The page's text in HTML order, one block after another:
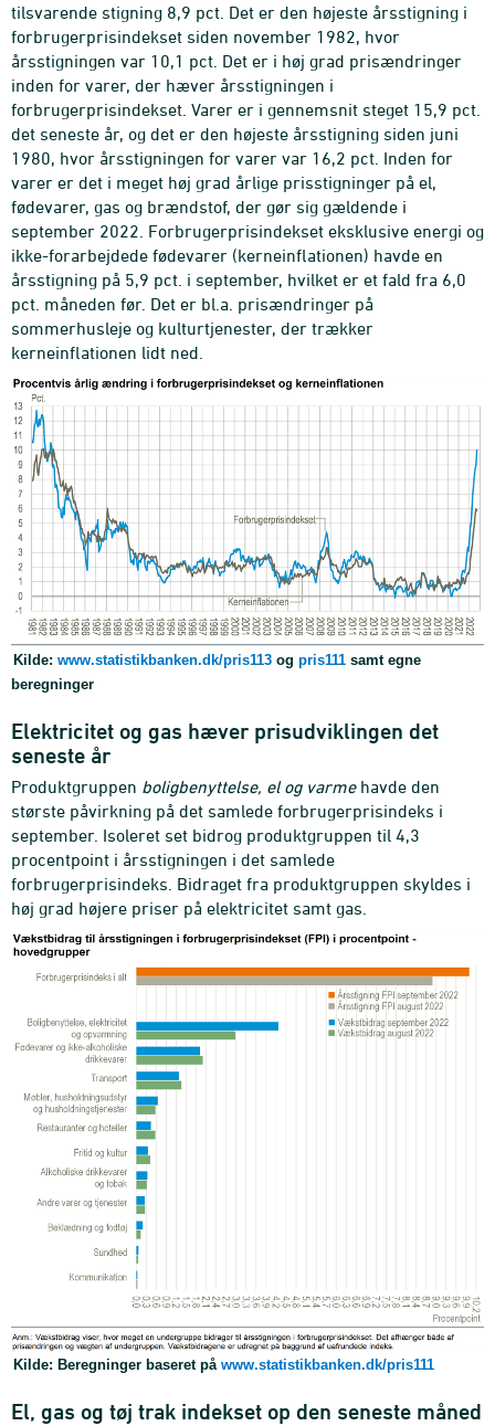
tilsvarende stigning 8,9 pct. Det er den højeste årsstigning i
forbrugerprisindekset siden november 1982, hvor
årsstigningen var 10,1 pct. Det er i høj grad prisændringer
inden for varer, der hæver årsstigningen i
forbrugerprisindekset. Varer er i gennemsnit steget 15,9 pct.
det seneste år, og det er den højeste årsstigning siden juni
1980, hvor årsstigningen for varer var 16,2 pct. Inden for
varer er det i meget høj grad årlige prisstigninger på el,
fødevarer, gas og brændstof, der gør sig gældende i
september 2022. Forbrugerprisindekset eksklusive energi og
ikke-forarbejdede fødevarer (kerneinflationen) havde en
årsstigning på 5,9 pct. i september, hvilket er et fald fra 6,0
pct. måneden før. Det er bl.a. prisændringer på
sommerhusleje og kulturtjenester, der trækker
kerneinflationen lidt ned.
Kilde: www.statistikbanken.dk/pris113 og pris111 samt egne
beregninger
Elektricitet og gas hæver prisudviklingen det
seneste år
Produktgruppen boligbenyttelse, el og varmehavde den
største påvirkning på det samlede forbrugerprisindeks i
september. Isoleret set bidrog produktgruppen til 4,3
procentpoint i årsstigningen i det samlede
forbrugerprisindeks. Bidraget fra produktgruppen skyldes i
høj grad højere priser på elektricitet samt gas.
Kilde: Beregninger baseret på www.statistikbanken.dk/pris111
El, gas og tøj trak indekset op den seneste måned